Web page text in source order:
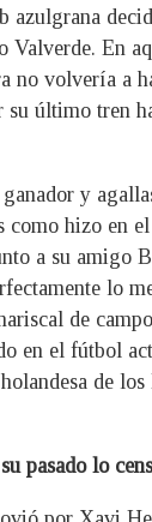
azulgrana
Valverde. En
no volvería a
su último tren
y
como hizo en
a su amigo
lo
de
en el fútbol
de
pasado lo